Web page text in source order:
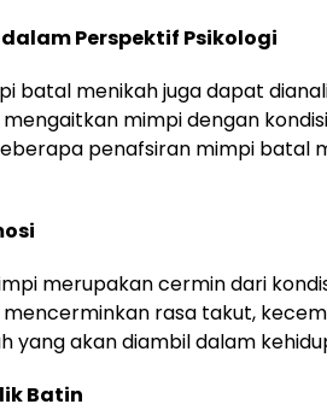
Perspektif Psikologi
batal menikah juga dapat
mengaitkan mimpi dengan
penafsiran mimpi batal
merupakan cermin dari
rasa takut,
yang akan diambil dalam
Batin